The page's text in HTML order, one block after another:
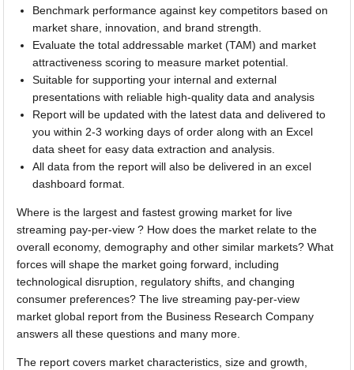
Benchmark performance against key competitors based on
market share, innovation, and brand strength.
Evaluate the total addressable market (TAM) and market
attractiveness scoring to measure market potential.
Suitable for supporting your internal and external
presentations with reliable high-quality data and analysis
Report will be updated with the latest data and delivered to
you within 2-3 working days of order along with an Excel
data sheet for easy data extraction and analysis.
All data from the report will also be delivered in an excel
dashboard format.
Where is the largest and fastest growing market for live
streaming pay-per-view ? How does the market relate to the
overall economy, demography and other similar markets? What
forces will shape the market going forward, including
technological disruption, regulatory shifts, and changing
consumer preferences? The live streaming pay-per-view
market global report from the Business Research Company
answers all these questions and many more.
The report covers market characteristics, size and growth,